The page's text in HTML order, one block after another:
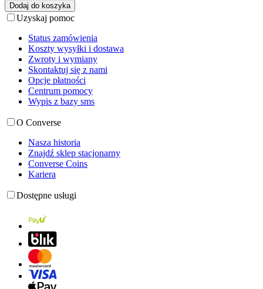
Dodaj do koszyka
Uzyskaj pomoc
Status zamówienia
Koszty wysyłki i dostawa
Zwroty i wymiany
Skontaktuj się z nami
Opcje płatności
Centrum pomocy
Wypis z bazy sms
O Converse
Nasza historia
Znajdź sklep stacjonarny
Converse Coins
Kariera
Dostępne usługi